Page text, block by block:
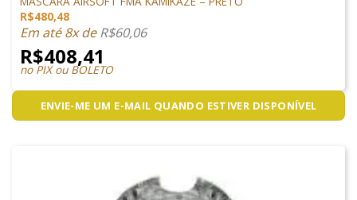
R$480,48
Em até 8x deR$60,06
R$408,41
no PIX ou BOLETO
ENVIE-ME UM E-MAIL QUANDO ESTIVER DISPONÍVEL